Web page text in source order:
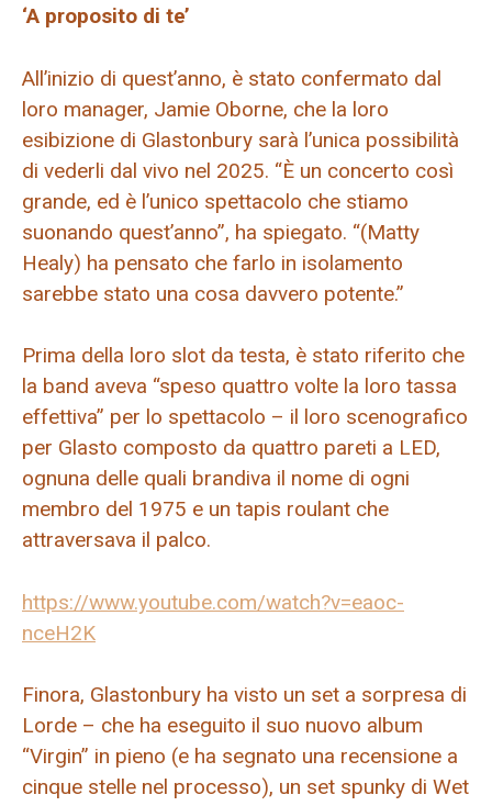
‘A proposito di te’
All’inizio di quest’anno, è stato confermato dal
loro manager, Jamie Oborne, che la loro
esibizione di Glastonbury sarà l’unica possibilità
di vederli dal vivo nel 2025. “È un concerto così
grande, ed è l’unico spettacolo che stiamo
suonando quest’anno”, ha spiegato. “(Matty
Healy) ha pensato che farlo in isolamento
sarebbe stato una cosa davvero potente.”
Prima della loro slot da testa, è stato riferito che
la band aveva “speso quattro volte la loro tassa
effettiva” per lo spettacolo – il loro scenografico
per Glasto composto da quattro pareti a LED,
ognuna delle quali brandiva il nome di ogni
membro del 1975 e un tapis roulant che
attraversava il palco.
https://www.youtube.com/watch?v=eaoc-
nceH2K
Finora, Glastonbury ha visto un set a sorpresa di
Lorde – che ha eseguito il suo nuovo album
“Virgin” in pieno (e ha segnato una recensione a
cinque stelle nel processo), un set spunky di Wet